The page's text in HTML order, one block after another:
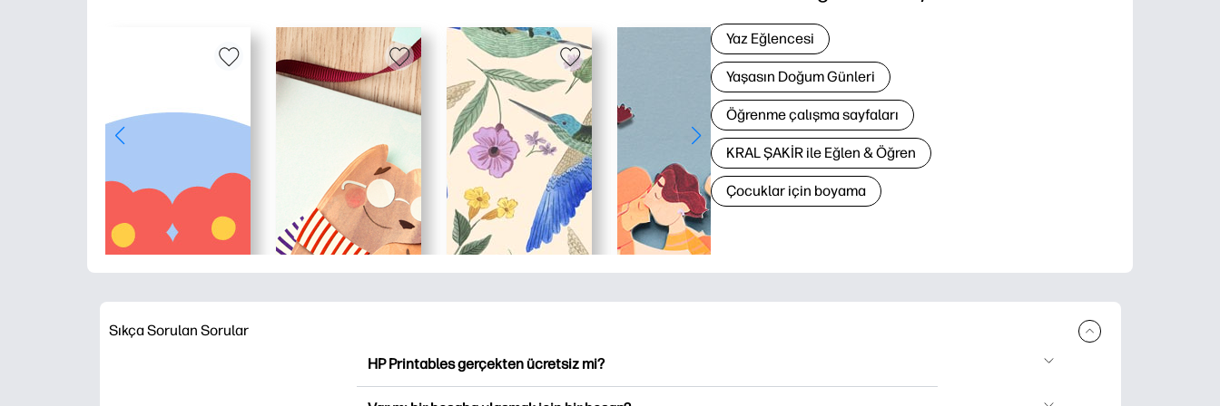
Yaz Eğlencesi
Yaşasın Doğum Günleri
Öğrenme çalışma sayfaları
KRAL ŞAKİR ile Eğlen & Öğren
Çocuklar için boyama
Sıkça Sorulan Sorular
HP Printables gerçekten ücretsiz mi?